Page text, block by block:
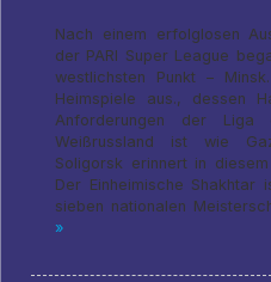
Nach einem erfolglosen
der PARI Super League
westlichsten Punkt –
Heimspiele aus., dessen
Anforderungen der Liga
Weißrussland ist wie
Soligorsk erinnert in
Der Einheimische
sieben nationalen
»